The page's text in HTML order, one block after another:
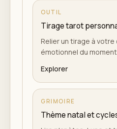
OUTIL
Tirage tarot
Relier un tirage à
émotionnel du
Explorer
GRIMOIRE
Thème natal et